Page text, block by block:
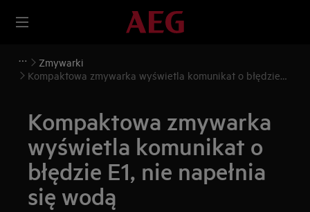
Zmywarki
Kompaktowa zmywarka wyświetla komunikat o błędzie
Kompaktowa zmywarka
wyświetla komunikat o
błędzie E1, nie napełnia
się wodą